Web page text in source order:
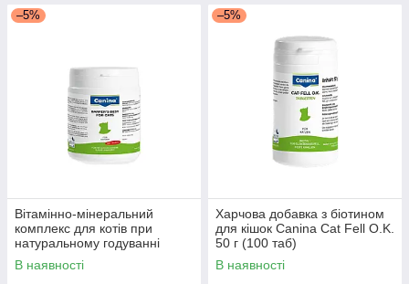
–5%
Вітамінно-мінеральний
комплекс для котів при
натуральному годуванні
Canina Barfer’s Best Cat,
порошок 180 г
В наявності
–5%
Харчова добавка з біотином
для кішок Canina Cat Fell O.K.
50 г (100 таб)
В наявності